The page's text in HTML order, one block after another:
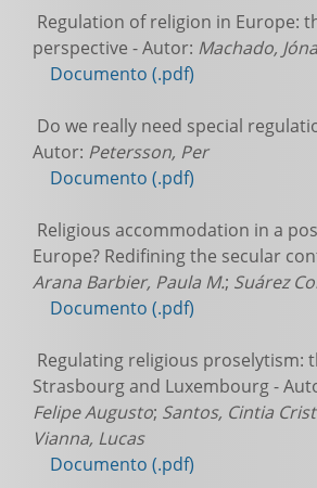
Regulation of religion in Europe:
perspective - Autor: Machado,
Documento (.pdf)
Do we really need special
Autor: Petersson, Per
Documento (.pdf)
Religious accommodation in a
Europe? Redifining the secular
Arana Barbier, Paula M.; Suárez
Documento (.pdf)
Regulating religious proselytism:
Strasbourg and Luxembourg -
Felipe Augusto; Santos, Cintia
Vianna, Lucas
Documento (.pdf)